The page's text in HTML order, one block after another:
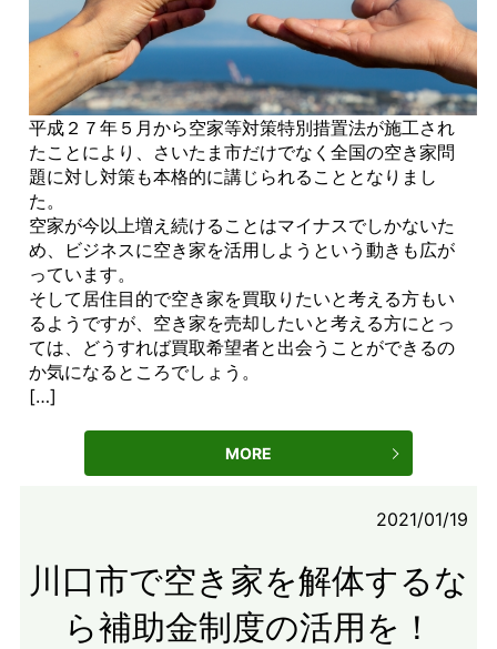
平成２７年５月から空家等対策特別措置法が施工され
たことにより、さいたま市だけでなく全国の空き家問
題に対し対策も本格的に講じられることとなりまし
た。
空家が今以上増え続けることはマイナスでしかないた
め、ビジネスに空き家を活用しようという動きも広が
っています。
そして居住目的で空き家を買取りたいと考える方もい
るようですが、空き家を売却したいと考える方にとっ
ては、どうすれば買取希望者と出会うことができるの
か気になるところでしょう。
[…]
MORE
2021/01/19
川口市で空き家を解体するな
ら補助金制度の活用を！